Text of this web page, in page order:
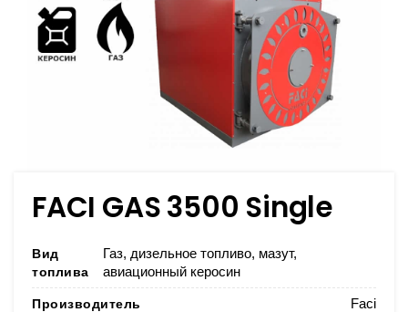
FACI GAS 3500 Single
Вид
топлива
Газ, дизельное топливо, мазут,
авиационный керосин
Производитель Faci